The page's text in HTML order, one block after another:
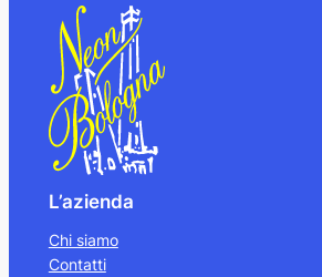
L’azienda
Chi siamo
Contatti